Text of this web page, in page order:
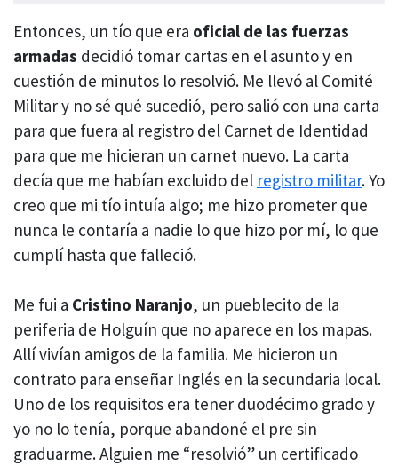
Entonces, un tío que era oficial de las fuerzas
armadas decidió tomar cartas en el asunto y en
cuestión de minutos lo resolvió. Me llevó al Comité
Militar y no sé qué sucedió, pero salió con una carta
para que fuera al registro del Carnet de Identidad
para que me hicieran un carnet nuevo. La carta
decía que me habían excluido del registro militar. Yo
creo que mi tío intuía algo; me hizo prometer que
nunca le contaría a nadie lo que hizo por mí, lo que
cumplí hasta que falleció.
Me fui a Cristino Naranjo, un pueblecito de la
periferia de Holguín que no aparece en los mapas.
Allí vivían amigos de la familia. Me hicieron un
contrato para enseñar Inglés en la secundaria local.
Uno de los requisitos era tener duodécimo grado y
yo no lo tenía, porque abandoné el pre sin
graduarme. Alguien me “resolvió” un certificado